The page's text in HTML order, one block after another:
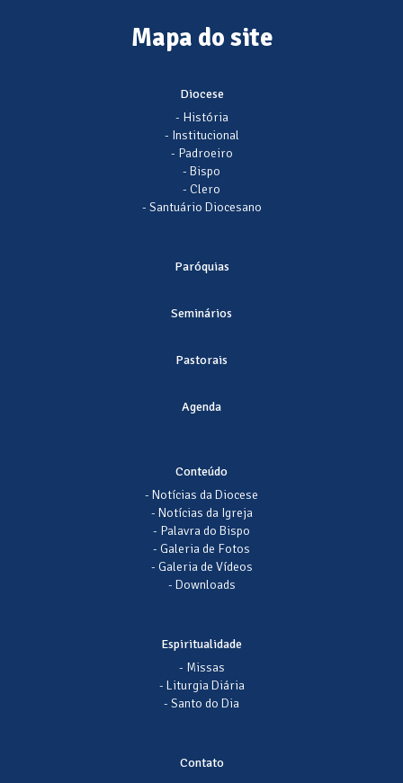
Mapa do site
Diocese
- História
- Institucional
- Padroeiro
- Bispo
- Clero
- Santuário Diocesano
Paróquias
Seminários
Pastorais
Agenda
Conteúdo
- Notícias da Diocese
- Notícias da Igreja
- Palavra do Bispo
- Galeria de Fotos
- Galeria de Vídeos
- Downloads
Espiritualidade
- Missas
- Liturgia Diária
- Santo do Dia
Contato